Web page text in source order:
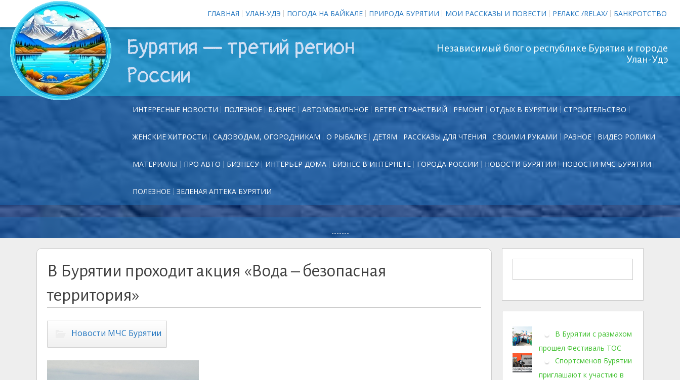
ГЛАВНАЯ УЛАН-УДЭ ПОГОДА НА БАЙКАЛЕ ПРИРОДА БУРЯТИИ МОИ РАССКАЗЫ И ПОВЕСТИ РЕЛАКС /RELAX/ БАНКРОТСТВО
Бурятия — третий регион
России
Независимый блог о республике Бурятия и городе
Улан-Удэ
ИНТЕРЕСНЫЕ НОВОСТИ ПОЛЕЗНОЕ БИЗНЕС АВТОМОБИЛЬНОЕ ВЕТЕР СТРАНСТВИЙ РЕМОНТ ОТДЫХ В БУРЯТИИ СТРОИТЕЛЬСТВО
ЖЕНСКИЕ ХИТРОСТИ САДОВОДАМ, ОГОРОДНИКАМ О РЫБАЛКЕ ДЕТЯМ РАССКАЗЫ ДЛЯ ЧТЕНИЯ СВОИМИ РУКАМИ РАЗНОЕ ВИДЕО РОЛИКИ
МАТЕРИАЛЫ ПРО АВТО БИЗНЕСУ ИНТЕРЬЕР ДОМА БИЗНЕС В ИНТЕРНЕТЕ ГОРОДА РОССИИ НОВОСТИ БУРЯТИИ НОВОСТИ МЧС БУРЯТИИ
ПОЛЕЗНОЕ ЗЕЛЕНАЯ АПТЕКА БУРЯТИИ
-------
В Бурятии проходит акция «Вода – безопасная
территория»
Новости МЧС Бурятии
В Бурятии с размахом
прошел Фестиваль ТОС
Спортсменов Бурятии
приглашают к участию в